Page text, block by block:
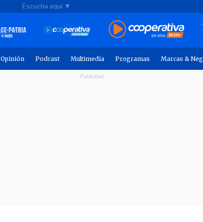
Escucha aquí ▼
Opinión Podcast Multimedia Programas Marcas &